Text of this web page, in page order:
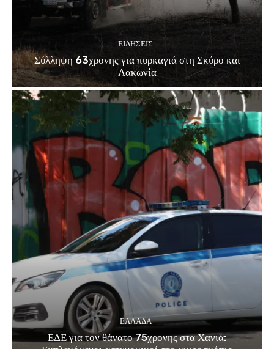
ΕΙΔΗΣΕΙΣ
Σύλληψη 63χρονης για πυρκαγιά στη Σκύρο και
Λακωνία
ΕΛΛΑΔΑ
ΕΔΕ για τον θάνατο 75χρονης στα Χανιά: